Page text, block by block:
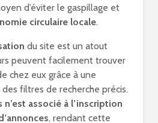
d’éviter le gaspillage et
circulaire locale.
du site est un atout
peuvent facilement trouver
chez eux grâce à une
filtres de recherche précis.
n’est associé à l’inscription
, rendant cette